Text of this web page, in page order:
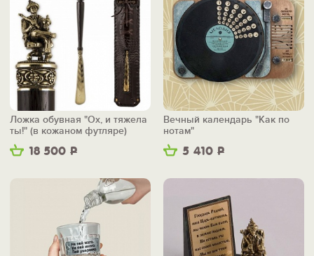
18 500 Р
Ложка обувная "Ох, и тяжела
ты!" (в кожаном футляре)
5 410 Р
Вечный календарь "Как по
нотам"